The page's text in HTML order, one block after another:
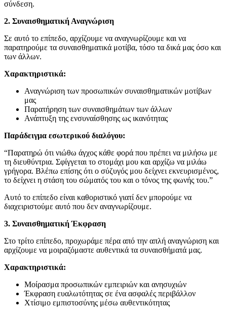
σύνδεση.
2. Συναισθηματική Αναγνώριση
Σε αυτό το επίπεδο, αρχίζουμε να αναγνωρίζουμε και να
παρατηρούμε τα συναισθηματικά μοτίβα, τόσο τα δικά μας όσο και
των άλλων.
Χαρακτηριστικά:
Αναγνώριση των προσωπικών συναισθηματικών μοτίβων
μας
Παρατήρηση των συναισθημάτων των άλλων
Ανάπτυξη της ενσυναίσθησης ως ικανότητας
Παράδειγμα εσωτερικού διαλόγου:
“Παρατηρώ ότι νιώθω άγχος κάθε φορά που πρέπει να μιλήσω με
τη διευθύντρια. Σφίγγεται το στομάχι μου και αρχίζω να μιλάω
γρήγορα. Βλέπω επίσης ότι ο σύζυγός μου δείχνει εκνευρισμένος,
το δείχνει η στάση του σώματός του και ο τόνος της φωνής του.”
Αυτό το επίπεδο είναι καθοριστικό γιατί δεν μπορούμε να
διαχειριστούμε αυτό που δεν αναγνωρίζουμε.
3. Συναισθηματική Έκφραση
Στο τρίτο επίπεδο, προχωράμε πέρα από την απλή αναγνώριση και
αρχίζουμε να μοιραζόμαστε αυθεντικά τα συναισθήματά μας.
Χαρακτηριστικά:
Μοίρασμα προσωπικών εμπειριών και ανησυχιών
Έκφραση ευαλωτότητας σε ένα ασφαλές περιβάλλον
Χτίσιμο εμπιστοσύνης μέσω αυθεντικότητας